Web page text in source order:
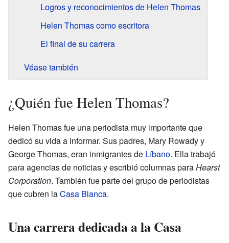
Logros y reconocimientos de Helen Thomas
Helen Thomas como escritora
El final de su carrera
Véase también
¿Quién fue Helen Thomas?
Helen Thomas fue una periodista muy importante que
dedicó su vida a informar. Sus padres, Mary Rowady y
George Thomas, eran inmigrantes de Líbano. Ella trabajó
para agencias de noticias y escribió columnas paraHearst
Corporation. También fue parte del grupo de periodistas
que cubren laCasa Blanca.
Una carrera dedicada a la Casa